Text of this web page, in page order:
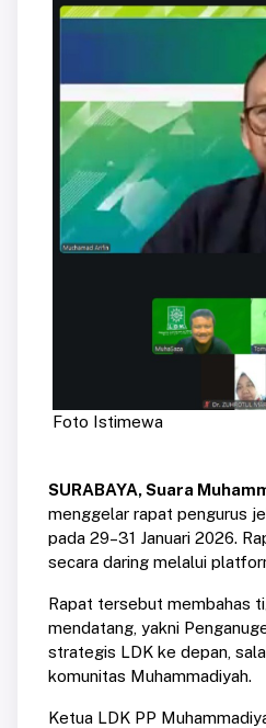
Foto Istimewa
SURABAYA, Suara
menggelar rapat pengurus
pada 29–31 Januari 2026.
secara daring melalui
Rapat tersebut membahas
mendatang, yakni
strategis LDK ke depan,
komunitas Muhammadiyah.
Ketua LDK PP